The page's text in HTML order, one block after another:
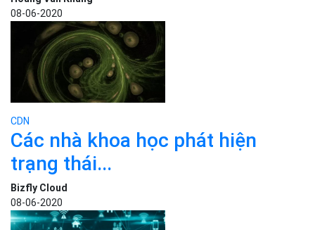
08-06-2020
CDN
Các nhà khoa học phát hiện
trạng thái...
Bizfly Cloud
08-06-2020